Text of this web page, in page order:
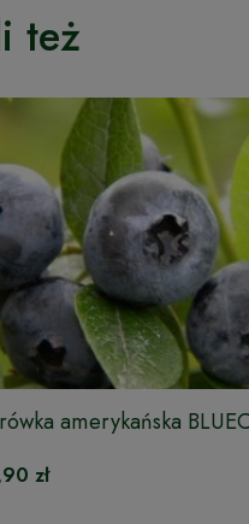
też
amerykańska
zł